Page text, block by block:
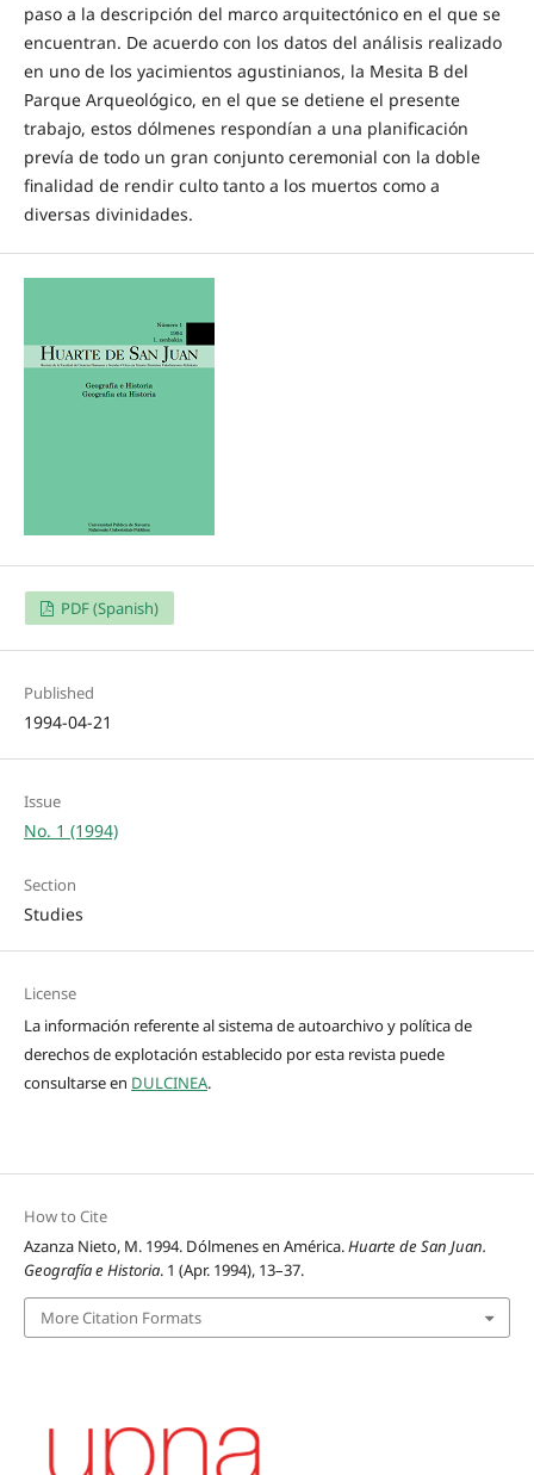
paso a la descripción del marco arquitectónico en el que se
encuentran. De acuerdo con los datos del análisis realizado
en uno de los yacimientos agustinianos, la Mesita B del
Parque Arqueológico, en el que se detiene el presente
trabajo, estos dólmenes respondían a una planificación
prevía de todo un gran conjunto ceremonial con la doble
finalidad de rendir culto tanto a los muertos como a
diversas divinidades.
PDF (Spanish)
Published
1994-04-21
Issue
No. 1 (1994)
Section
Studies
License
La información referente al sistema de autoarchivo y política de
derechos de explotación establecido por esta revista puede
consultarse en DULCINEA.
How to Cite
Azanza Nieto, M. 1994. Dólmenes en América.Huarte de San Juan.
Geografía e Historia. 1 (Apr. 1994), 13–37.
More Citation Formats